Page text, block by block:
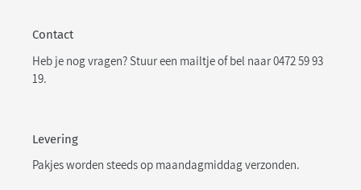
Contact
Heb je nog vragen? Stuur een mailtjeof bel naar 0472 59 93
19.
Levering
Pakjes worden steeds op maandagmiddag verzonden.